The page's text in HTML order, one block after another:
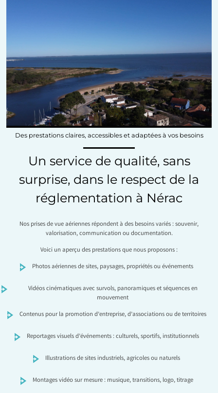
Des prestations claires, accessibles et adaptées à vos besoins
Un service de qualité, sans
surprise, dans le respect de la
réglementation à Nérac
Nos prises de vue aériennes répondent à des besoins variés : souvenir,
valorisation, communication ou documentation.
Voici un aperçu des prestations que nous proposons :
Photos aériennes de sites, paysages, propriétés ou événements
Vidéos cinématiques avec survols, panoramiques et séquences en
mouvement
Contenus pour la promotion d’entreprise, d’associations ou de territoires
Reportages visuels d’événements : culturels, sportifs, institutionnels
Illustrations de sites industriels, agricoles ou naturels
Montages vidéo sur mesure : musique, transitions, logo, titrage